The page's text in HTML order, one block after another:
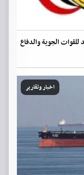
الجوية والدفاع
اخبار وتقارير